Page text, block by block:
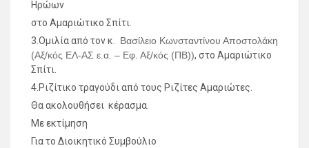
Ηρώων
στο Αμαριώτικο Σπίτι.
3.Ομιλία από τον κ. Βασίλειο Κωνσταντίνου Αποστολάκη
(Αξ/κός ΕΛ-ΑΣ ε.α. – Εφ. Αξ/κός (ΠΒ)), στο Αμαριώτικο
Σπίτι.
4.Ριζίτικο τραγούδι από τους Ριζίτες Αμαριώτες.
Θα ακολουθήσει κέρασμα.
Με εκτίμηση
Για το Διοικητικό Συμβούλιο